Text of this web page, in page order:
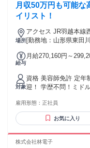
ムルーター不可)で有
静かな個室スペースで業務可能な方
べて貸与いたします
※セキュリティ確保の
環境確認を行う場合
月収50万円も可能な
イリスト！
場所
アクセス JR羽越本線
[勤務地：山形県東田
給与
月給270,160円～
7万4,800円 研修中 月給 27万160円～29万9,200円（研修期間
6 ヶ月） 研修中 固定
残業代 6万7,540円～7万4,800円 ※固定時間
含む。超過分は別途
術に見合った給与を
給与★ 20代トップス
※基本給＋手当＋インセンティブ
期間中も給与は同額支給
対象
資格 美容師免許 定年
迎！ 学歴不問！ミド
ラー専門店・美容サ
カット、ヘアセット
雇用形態： 正社員
お気に入り
株式会社林電子